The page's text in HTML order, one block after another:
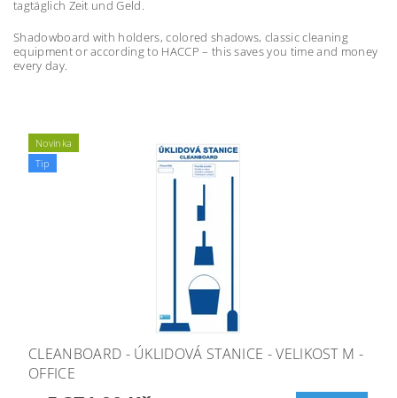
tagtäglich Zeit und Geld.
Shadowboard with holders, colored shadows, classic cleaning
equipment or according to HACCP – this saves you time and money
every day.
Novinka
Tip
CLEANBOARD - ÚKLIDOVÁ STANICE - VELIKOST M -
OFFICE